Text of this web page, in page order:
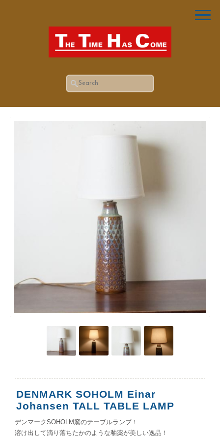
DENMARK SOHOLM Einar
Johansen TALL TABLE LAMP
デンマークSOHOLM窯のテーブルランプ！
溶け出して滴り落ちたかのような釉薬が美しい逸品！